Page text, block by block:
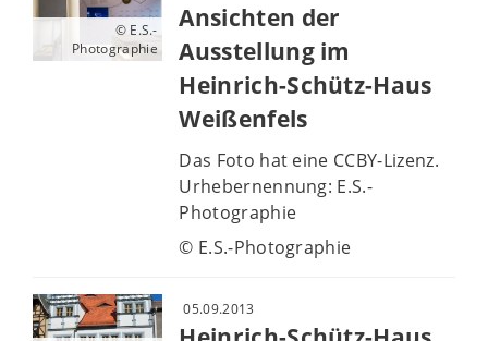
© E.S.-
Photographie
Ansichten der
Ausstellung im
Heinrich-Schütz-Haus
Weißenfels
Das Foto hat eine CCBY-Lizenz.
Urhebernennung: E.S.-
Photographie
© E.S.-Photographie
05.09.2013